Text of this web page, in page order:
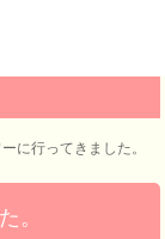
に行ってきました。
。